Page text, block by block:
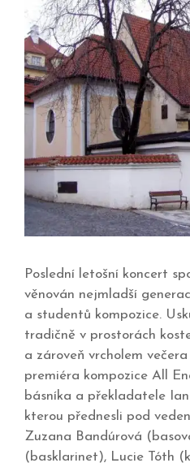
Poslední letošní koncert
věnován nejmladší
a studentů kompozice.
tradičně v prostorách
a zároveň vrcholem
premiéra kompozice All
básníka a překladatele
kterou přednesli pod
Zuzana Bandúrová
(basklarinet), Lucie Tóth